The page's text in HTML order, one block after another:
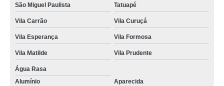
São Miguel Paulista Tatuapé
Vila Carrão Vila Curuçá
Vila Esperança Vila Formosa
Vila Matilde Vila Prudente
Água Rasa
Alumínio
Aparecida